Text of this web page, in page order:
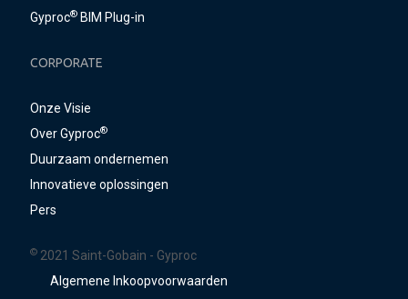
Gyproc® BIM Plug-in
CORPORATE
Onze Visie
Over Gyproc®
Duurzaam ondernemen
Innovatieve oplossingen
Pers
© 2021 Saint-Gobain - Gyproc
Algemene Inkoopvoorwaarden